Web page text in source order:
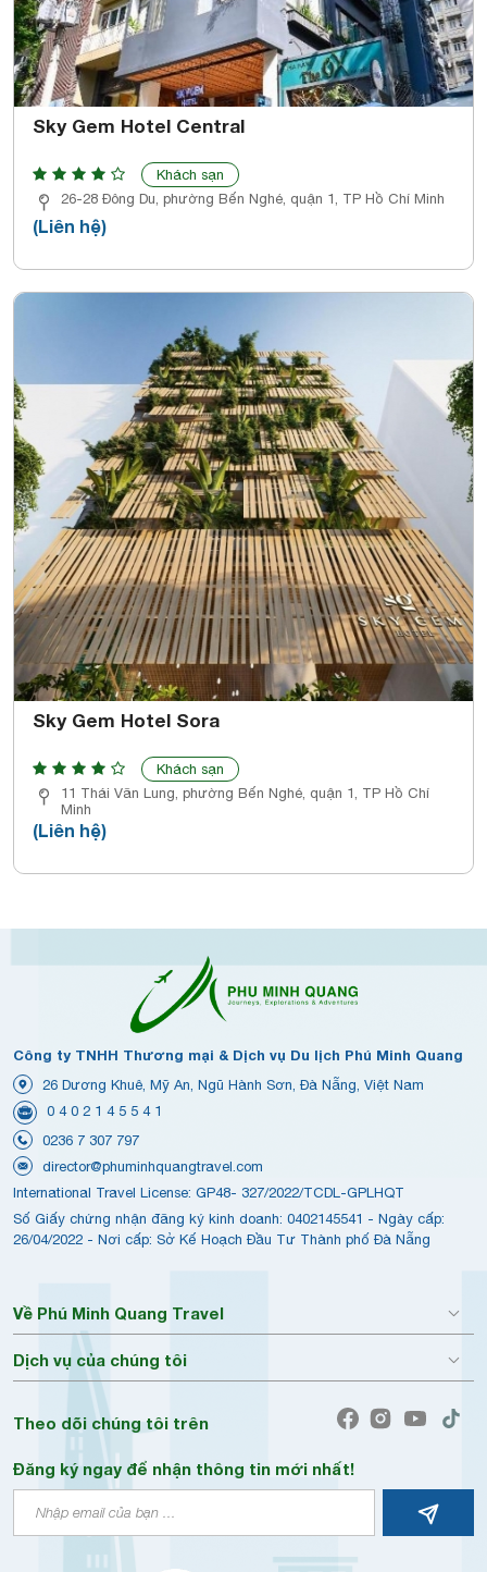
Sky Gem Hotel Central
Khách sạn
26-28 Đông Du, phường Bến Nghé, quận 1, TP Hồ Chí Minh
(Liên hệ)
Sky Gem Hotel Sora
Khách sạn
11 Thái Văn Lung, phường Bến Nghé, quận 1, TP Hồ Chí
Minh
(Liên hệ)
Công ty TNHH Thương mại & Dịch vụ Du lịch Phú Minh Quang
26 Dương Khuê, Mỹ An, Ngũ Hành Sơn, Đà Nẵng, Việt Nam
0 4 0 2 1 4 5 5 4 1
0236 7 307 797
director@phuminhquangtravel.com
International Travel License: GP48- 327/2022/TCDL-GPLHQT
Số Giấy chứng nhận đăng ký kinh doanh: 0402145541 - Ngày cấp:
26/04/2022 - Nơi cấp: Sở Kế Hoạch Đầu Tư Thành phố Đà Nẵng
Về Phú Minh Quang Travel
Dịch vụ của chúng tôi
Theo dõi chúng tôi trên
Đăng ký ngay để nhận thông tin mới nhất!